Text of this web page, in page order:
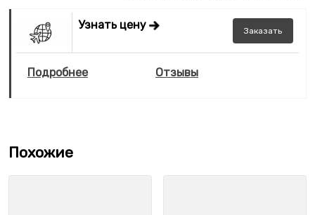
Узнать цену Заказать
Подробнее Отзывы
Похожие